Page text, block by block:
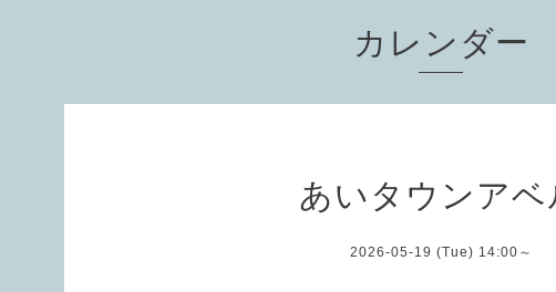
カレンダー
あいタウンアベ
2026-05-19 (Tue) 14:00～